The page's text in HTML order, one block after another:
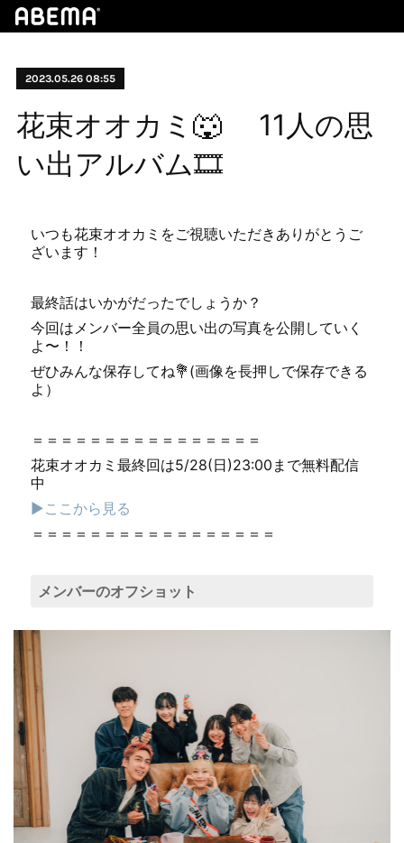
2023.05.26 08:55
花束オオカミ🐺 11人の思
い出アルバム🎞
いつも花束オオカミをご視聴いただきありがとうご
ざいます！
最終話はいかがだったでしょうか？
今回はメンバー全員の思い出の写真を公開していく
よ〜！！
ぜひみんな保存してね💐(画像を長押しで保存できる
よ）
＝＝＝＝＝＝＝＝＝＝＝＝＝＝＝＝
花束オオカミ最終回は5/28(日)23:00まで無料配信
中
▶︎ここから見る
＝＝＝＝＝＝＝＝＝＝＝＝＝＝＝＝＝
メンバーのオフショット